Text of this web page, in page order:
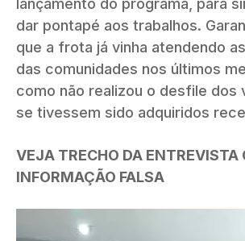
dar pontapé aos trabalhos.
que a frota já vinha atendendo
das comunidades nos últimos
como não realizou o desfile dos
se tivessem sido adquiridos
VEJA TRECHO DA ENTREVISTA
INFORMAÇÃO FALSA